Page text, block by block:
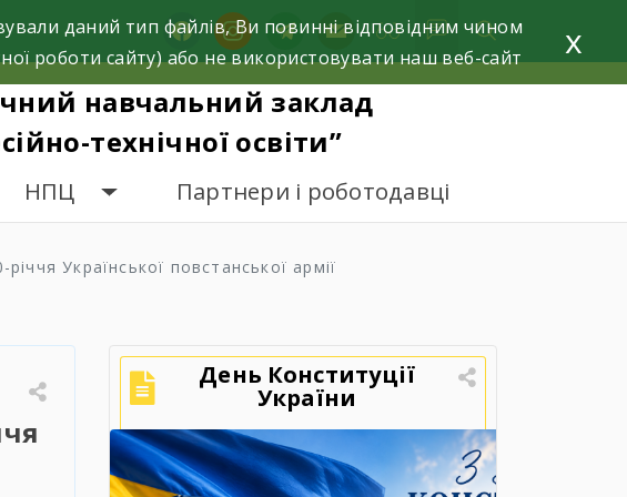
facebookinstagramtelegram
mail
навчальний заклад
технічної освіти”
НПЦ Партнери і роботодавці
Української повстанської армії
День Конституції
України
даний тип файлів, Ви повинні відповідним чином
роботи сайту) або не використовувати наш веб-сайт
x